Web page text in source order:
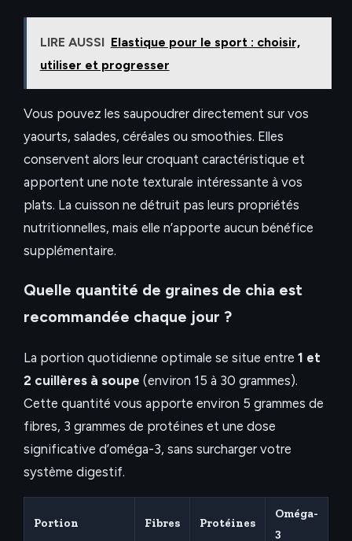
LIRE AUSSI Elastique pour le sport : choisir,
utiliser et progresser
Vous pouvez les saupoudrer directement sur vos
yaourts, salades, céréales ou smoothies. Elles
conservent alors leur croquant caractéristique et
apportent une note texturale intéressante à vos
plats. La cuisson ne détruit pas leurs propriétés
nutritionnelles, mais elle n’apporte aucun bénéfice
supplémentaire.
Quelle quantité de graines de chia est
recommandée chaque jour ?
La portion quotidienne optimale se situe entre 1 et
2 cuillères à soupe (environ 15 à 30 grammes).
Cette quantité vous apporte environ 5 grammes de
fibres, 3 grammes de protéines et une dose
significative d’oméga-3, sans surcharger votre
système digestif.
Portion Fibres Protéines
Oméga-
3